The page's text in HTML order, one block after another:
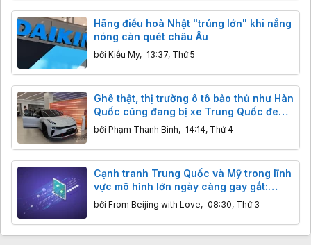
Hãng điều hoà Nhật "trúng lớn" khi nắng
nóng càn quét châu Âu
bởi Kiều My, 13:37, Thứ 5
Ghê thật, thị trường ô tô bảo thủ như Hàn
Quốc cũng đang bị xe Trung Quốc đe
dọa
bởi Phạm Thanh Bình, 14:14, Thứ 4
Cạnh tranh Trung Quốc và Mỹ trong lĩnh
vực mô hình lớn ngày càng gay gắt:
Hàng Mỹ giảm giá mạnh để cạnh tranh
với Kimi và DeepSeek
bởi From Beijing with Love, 08:30, Thứ 3